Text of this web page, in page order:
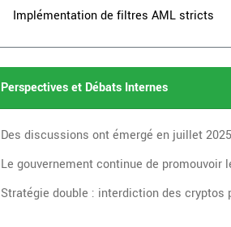
Implémentation de filtres AML stricts
Perspectives et Débats Internes
Des discussions ont émergé en juillet
Le gouvernement continue de promouvoir
Stratégie double : interdiction des